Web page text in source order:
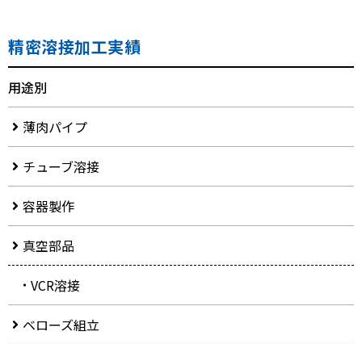
精密溶接加工実績
用途別
薄肉パイプ
チューブ溶接
容器製作
真空部品
VCR溶接
ベローズ組立